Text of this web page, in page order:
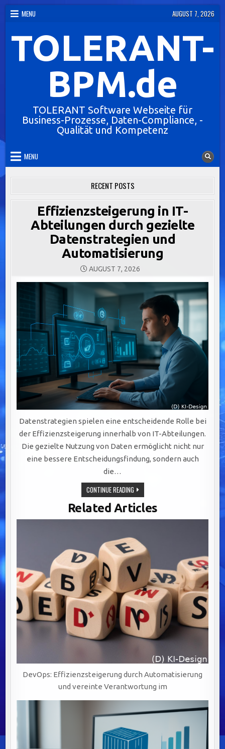
Skip
content
MENU AUGUST 7, 2026
TOLERANT-
BPM.de
TOLERANT Software Webseite für
Business-Prozesse, Daten-Compliance, -
Qualität und Kompetenz
MENU
RECENT POSTS
Effizienzsteigerung in IT-
Abteilungen durch gezielte
Datenstrategien und
Automatisierung
AUGUST 7, 2026
Datenstrategien spielen eine entscheidende Rolle bei
der Effizienzsteigerung innerhalb von IT-Abteilungen.
Die gezielte Nutzung von Daten ermöglicht nicht nur
eine bessere Entscheidungsfindung, sondern auch
die…
CONTINUE READINGEFFIZIENZSTEIGERUNG
IN
IT-
ABTEILUNGEN
DURCH
GEZIELTE
AUTOMATISIERUNG
Related Articles
DevOps: Effizienzsteigerung durch Automatisierung
und vereinte Verantwortung im